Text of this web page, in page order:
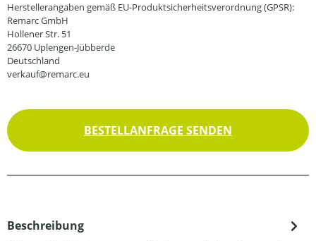
Herstellerangaben gemäß EU-Produktsicherheitsverordnung (GPSR):
Remarc GmbH
Hollener Str. 51
26670 Uplengen-Jübberde
Deutschland
verkauf@remarc.eu
BESTELLANFRAGE SENDEN
Beschreibung